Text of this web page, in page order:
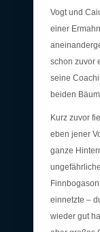
Vogt und
einer
schon zuvor
seine
beiden
Kurz zuvor
eben jener
ganze
einnetzte –
wieder gut